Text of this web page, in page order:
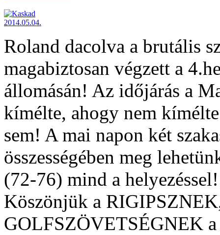
Roland dacolva a brutális
magabiztosan végzett a
állomásán! Az időjárás a
kímélte, ahogy nem
sem! A mai napon két
összességében meg
(72-76) mind a
Köszönjük a
GOLFSZÖVETSÉGNEK a